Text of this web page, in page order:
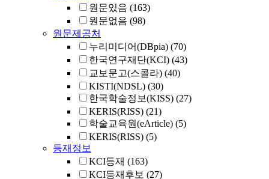
원문있음 (163)
원문없음 (98)
원문제공처
누리미디어(DBpia) (70)
한국연구재단(KCI) (43)
교보문고(스콜라) (40)
KISTI(NDSL) (30)
한국학술정보(KISS) (27)
KERIS(RISS) (21)
학술교육원(eArticle) (5)
KERIS(RISS) (5)
등재정보
KCI등재 (163)
KCI등재후보 (27)